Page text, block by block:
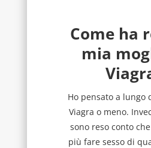
Come ha
mia
Ho pensato a lungo
Viagra o meno.
sono reso conto
più fare sesso di